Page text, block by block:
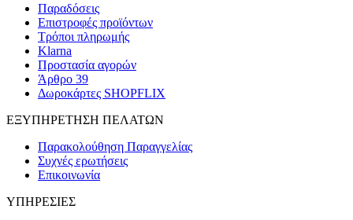
Παραδόσεις
Επιστροφές προϊόντων
Τρόποι πληρωμής
Klarna
Προστασία αγορών
Άρθρο 39
Δωροκάρτες SHOPFLIX
ΕΞΥΠΗΡΕΤΗΣΗ ΠΕΛΑΤΩΝ
Παρακολούθηση Παραγγελίας
Συχνές ερωτήσεις
Επικοινωνία
ΥΠΗΡΕΣΙΕΣ